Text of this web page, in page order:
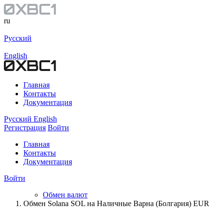
ru
Русский
English
Главная
Контакты
Документация
Русский English
Регистрация Войти
Главная
Контакты
Документация
Войти
Обмен валют
Обмен Solana SOL на Наличные Варна (Болгария) EUR